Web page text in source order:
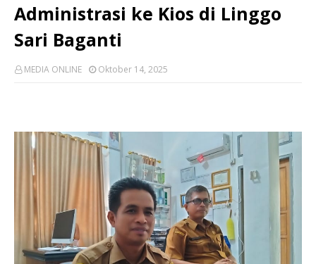
Administrasi ke Kios di Linggo
Sari Baganti
MEDIA ONLINE Oktober 14, 2025